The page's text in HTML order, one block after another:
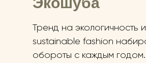
Тренд на экологичность и
sustainable fashion
обороты с каждым